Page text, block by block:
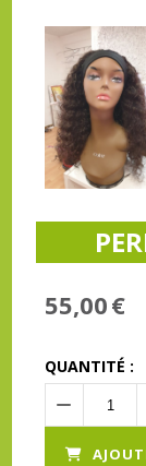
55,00€
QUANTITÉ :